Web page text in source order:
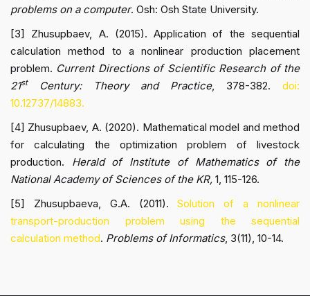
problems on a computer. Osh: Osh State University.
[3] Zhusupbaev, A. (2015). Application of the sequential
calculation method to a nonlinear production placement
problem. Current Directions of Scientific Research of the
21stCentury: Theory and Practice, 378-382. doi:
10.12737/14883.
[4] Zhusupbaev, A. (2020). Mathematical model and method
for calculating the optimization problem of livestock
production. Herald of Institute of Mathematics of the
National Academy of Sciences of the KR, 1, 115-126.
[5] Zhusupbaeva, G.A. (2011).Solution of a nonlinear
transport-production problem using the sequential
calculation method. Problems of Informatics, 3(11), 10-14.